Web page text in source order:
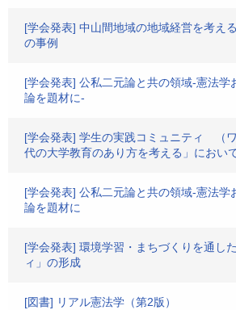
[学会発表] 中山間地域の地域経営を考え
の事例
[学会発表] 公私二元論と共の領域‐憲法学
論を題材に­-
[学会発表] 学生の実践コミュニティ （
代の大学教育のあり方を考える」において
[学会発表] 公私二元論と共の領域‐憲法学
論を題材に
[学会発表] 環境学習・まちづくりを通し
ィ」の形成
[図書] リアル憲法学（第2版）